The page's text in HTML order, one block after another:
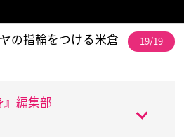
の指輪をつける米倉
19/19
』編集部